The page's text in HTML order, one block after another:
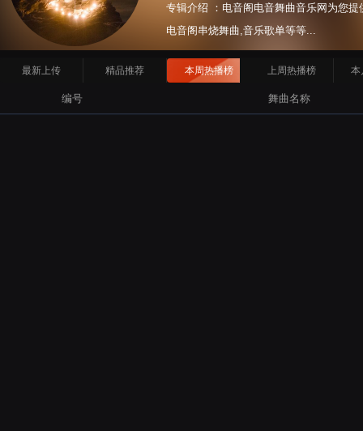
专辑介绍 ：电音阁电音舞曲音乐网为您
电音阁串烧舞曲,音乐歌单等等...
最新上传 精品推荐 本周热播榜 上周热播榜 本
编号 舞曲名称